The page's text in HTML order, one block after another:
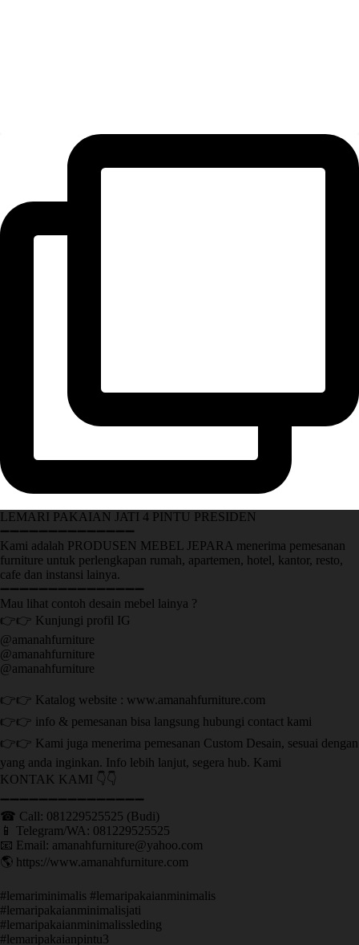
LEMARI PAKAIAN JATI 4 PINTU PRESIDEN
➖➖➖➖➖➖➖➖➖➖➖➖➖➖
Kami adalah PRODUSEN MEBEL JEPARA menerima pemesanan
furniture untuk perlengkapan rumah, apartemen, hotel, kantor, resto,
cafe dan instansi lainya.
➖➖➖➖➖➖➖➖➖➖➖➖➖➖➖
Mau lihat contoh desain mebel lainya ?
👉👉 Kunjungi profil IG
@amanahfurniture
@amanahfurniture
@amanahfurniture
👉👉 Katalog website : www.amanahfurniture.com
👉👉 info & pemesanan bisa langsung hubungi contact kami
👉👉 Kami juga menerima pemesanan Custom Desain, sesuai dengan
yang anda inginkan. Info lebih lanjut, segera hub. Kami
KONTAK KAMI 👇👇
➖➖➖➖➖➖➖➖➖➖➖➖➖➖➖ ㅤ
☎ Call: 081229525525 (Budi)
📱 Telegram/WA: 081229525525
📧 Email: amanahfurniture@yahoo.com
🌎 https://www.amanahfurniture.com
#lemariminimalis #lemaripakaianminimalis
#lemaripakaianminimalisjati
#lemaripakaianminimalissleding
#lemaripakaianpintu3